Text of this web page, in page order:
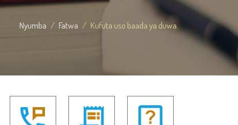
Nyumba Fatwa Kufuta uso baada ya duwa.